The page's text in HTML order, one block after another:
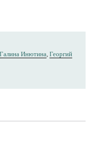
Галина Инютина, Георгий